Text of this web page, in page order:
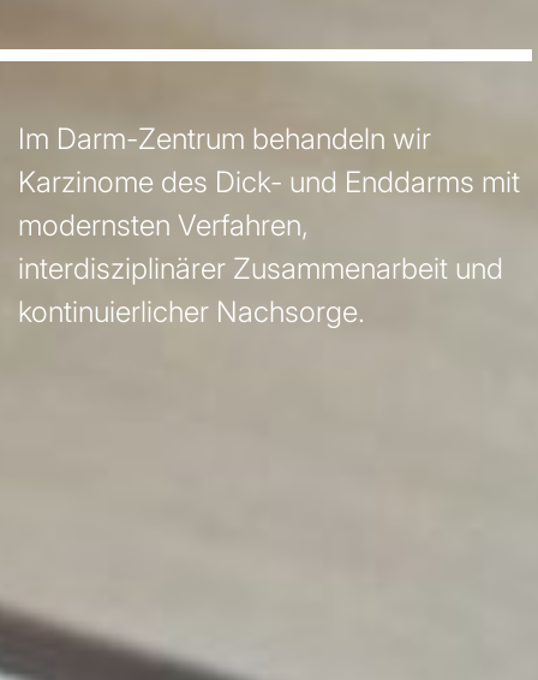
Im Darm-Zentrum behandeln wir
Karzinome des Dick- und Enddarms mit
modernsten Verfahren,
interdisziplinärer Zusammenarbeit und
kontinuierlicher Nachsorge.